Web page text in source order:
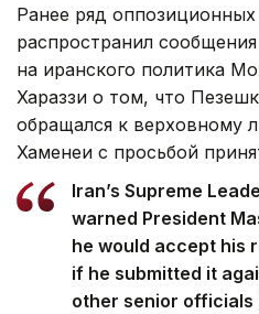
Ранее ряд
распространил
на иранского политика
Хараззи о том, что
обращался к верховному
Хаменеи с просьбой
Iran’s Supreme
warned President
he would accept his
if he submitted it
other senior officials